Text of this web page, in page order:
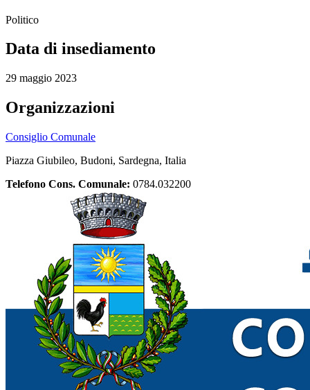
Politico
Data di insediamento
29 maggio 2023
Organizzazioni
Consiglio Comunale
Piazza Giubileo, Budoni, Sardegna, Italia
Telefono Cons. Comunale: 0784.032200